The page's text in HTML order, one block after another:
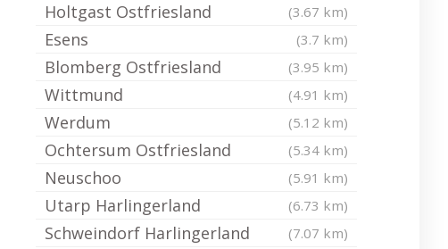
Holtgast Ostfriesland (3.67 km)
Esens (3.7 km)
Blomberg Ostfriesland (3.95 km)
Wittmund (4.91 km)
Werdum (5.12 km)
Ochtersum Ostfriesland (5.34 km)
Neuschoo (5.91 km)
Utarp Harlingerland (6.73 km)
Schweindorf Harlingerland (7.07 km)